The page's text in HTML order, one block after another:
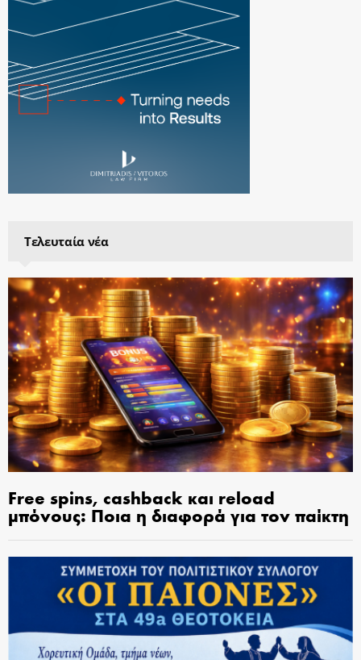
Τελευταία νέα
Free spins, cashback και reload
μπόνους: Ποια η διαφορά για τον παίκτη